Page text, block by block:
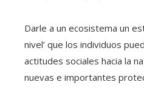
Darle a un ecosistema un
nivel’ que los individuos
actitudes sociales hacia la
nuevas e importantes